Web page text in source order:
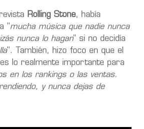
Rolling Stone, había
"mucha música que nadie nunca
nunca lo hagan" si no decidía
". También, hizo foco en que el
lo realmente importante para
en los rankings o las ventas.
y nunca dejas de